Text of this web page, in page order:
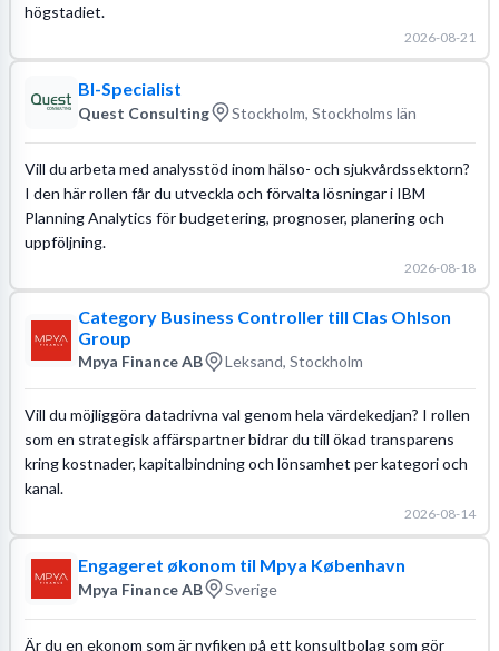
högstadiet.
2026-08-21
BI-Specialist
Quest Consulting Stockholm, Stockholms län
Vill du arbeta med analysstöd inom hälso- och sjukvårdssektorn?
I den här rollen får du utveckla och förvalta lösningar i IBM
Planning Analytics för budgetering, prognoser, planering och
uppföljning.
2026-08-18
Category Business Controller till Clas Ohlson
Group
Mpya Finance AB Leksand, Stockholm
Vill du möjliggöra datadrivna val genom hela värdekedjan? I rollen
som en strategisk affärspartner bidrar du till ökad transparens
kring kostnader, kapitalbindning och lönsamhet per kategori och
kanal.
2026-08-14
Engageret økonom til Mpya København
Mpya Finance AB Sverige
Är du en ekonom som är nyfiken på ett konsultbolag som gör